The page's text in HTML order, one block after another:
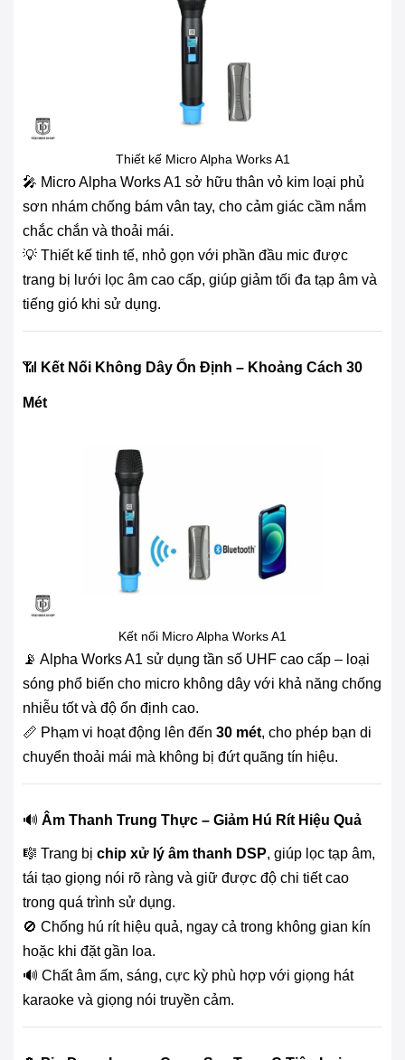
Thiết kế Micro Alpha Works A1
🎤 Micro Alpha Works A1 sở hữu thân vỏ kim loại phủ
sơn nhám chống bám vân tay, cho cảm giác cầm nắm
chắc chắn và thoải mái.
💡 Thiết kế tinh tế, nhỏ gọn với phần đầu mic được
trang bị lưới lọc âm cao cấp, giúp giảm tối đa tạp âm và
tiếng gió khi sử dụng.
📶 Kết Nối Không Dây Ổn Định – Khoảng Cách 30
Mét
Kết nối Micro Alpha Works A1
📡 Alpha Works A1 sử dụng tần số UHF cao cấp – loại
sóng phổ biến cho micro không dây với khả năng chống
nhiễu tốt và độ ổn định cao.
📏 Phạm vi hoạt động lên đến 30 mét, cho phép bạn di
chuyển thoải mái mà không bị đứt quãng tín hiệu.
🔊 Âm Thanh Trung Thực – Giảm Hú Rít Hiệu Quả
🎼 Trang bị chip xử lý âm thanh DSP, giúp lọc tạp âm,
tái tạo giọng nói rõ ràng và giữ được độ chi tiết cao
trong quá trình sử dụng.
🚫 Chống hú rít hiệu quả, ngay cả trong không gian kín
hoặc khi đặt gần loa.
🔊 Chất âm ấm, sáng, cực kỳ phù hợp với giọng hát
karaoke và giọng nói truyền cảm.